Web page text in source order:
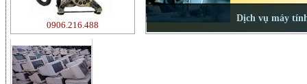
0906.216.488